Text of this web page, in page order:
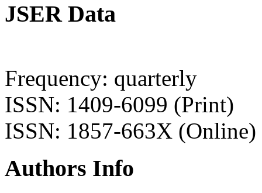
JSER Data
Frequency: quarterly
ISSN: 1409-6099 (Print)
ISSN: 1857-663X (Online)
Authors Info